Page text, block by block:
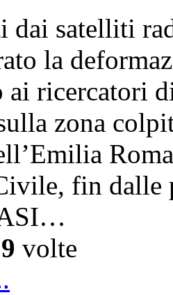
dai satelliti
la
ai ricercatori
zona
fin dalle
volte